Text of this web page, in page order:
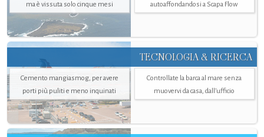
ma è vissuta solo cinque mesi
autoaffondandosi a Scapa Flow
TECNOLOGIA & RICERCA
Cemento mangiasmog, per avere
porti più puliti e meno inquinati
Controllate la barca al mare senza
muovervi da casa, dall’ufficio